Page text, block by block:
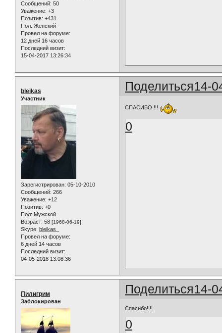
Сообщений: 50
Уважение: +3
Позитив: +431
Пол: Женский
Провел на форуме:
12 дней 16 часов
Последний визит:
15-04-2017 13:26:34
Поделиться14-
bleikas
Участник
Зарегистрирован: 05-10-2010
Сообщений: 266
Уважение: +12
Позитив: +0
Пол: Мужской
Возраст: 58 [1968-06-19]
Skype: bleikas_
Провел на форуме:
6 дней 14 часов
Последний визит:
04-05-2018 13:08:36
СПАСИБО !!!
0
Поделиться14-
Пилигрим
Заблокирован
Спасибо!!!!
0